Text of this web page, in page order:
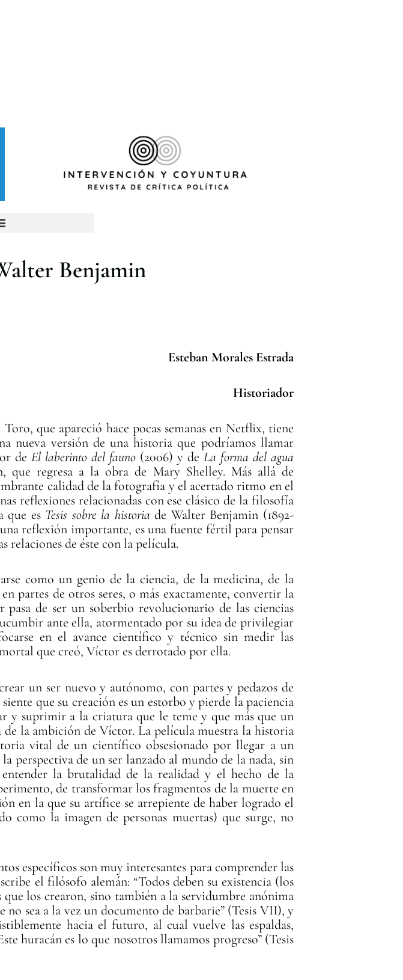
Benjamin
Esteban Morales Estrada
Historiador
que apareció hace pocas semanas en Netflix, tiene
nueva versión de una historia que podríamos llamar
de El laberinto del fauno (2006) y de La forma del agua
que regresa a la obra de Mary Shelley. Más allá de
calidad de la fotografía y el acertado ritmo en el
reflexiones relacionadas con ese clásico de la filosofía
que es Tesis sobre la historiade Walter Benjamin (1892-
reflexión importante, es una fuente fértil para pensar
relaciones de éste con la película.
como un genio de la ciencia, de la medicina, de la
partes de otros seres, o más exactamente, convertir la
de ser un soberbio revolucionario de las ciencias
ante ella, atormentado por su idea de privilegiar
en el avance científico y técnico sin medir las
que creó, Víctor es derrotado por ella.
un ser nuevo y autónomo, con partes y pedazos de
que su creación es un estorbo y pierde la paciencia
y suprimir a la criatura que le teme y que más que un
la ambición de Víctor. La película muestra la historia
vital de un científico obsesionado por llegar a un
perspectiva de un ser lanzado al mundo de la nada, sin
la brutalidad de la realidad y el hecho de la
de transformar los fragmentos de la muerte en
en la que su artífice se arrepiente de haber logrado el
como la imagen de personas muertas) que surge, no
específicos son muy interesantes para comprender las
el filósofo alemán: “Todos deben su existencia (los
los crearon, sino también a la servidumbre anónima
sea a la vez un documento de barbarie” (Tesis VII), y
hacia el futuro, al cual vuelve las espaldas,
huracán es lo que nosotros llamamos progreso” (Tesis